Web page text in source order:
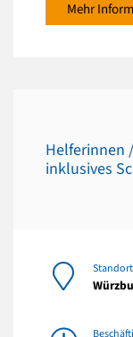
Mehr
Helferinnen
inklusives
Standort